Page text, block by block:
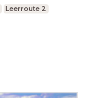
Leerroute 2